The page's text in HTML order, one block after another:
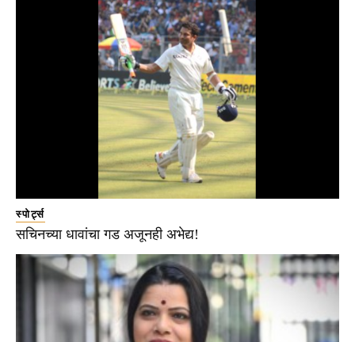
स्पोर्ट्स
सचिनच्या धावांचा गड अजूनही अभेद्य!